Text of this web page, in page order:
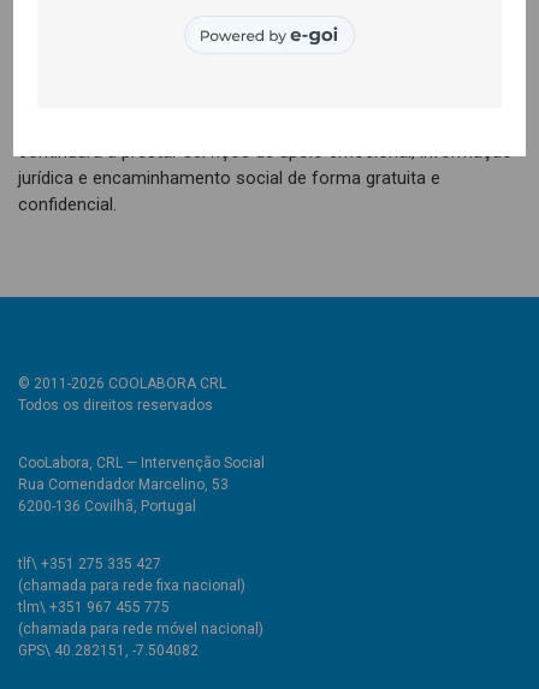
cônjuge/companheiro/a/namorado/a e em 44,8% era ex-
cônjuge/ex-companheiro/a/ex-namorado/a. Das pessoas
continuará a prestar serviços de apoio emocional, informação
jurídica e encaminhamento social de forma gratuita e
confidencial.
© 2011-2026 COOLABORA CRL
Todos os direitos reservados
CooLabora, CRL — Intervenção Social
Rua Comendador Marcelino, 53
6200-136 Covilhã, Portugal
tlf\ +351 275 335 427
(chamada para rede fixa nacional)
tlm\ +351 967 455 775
(chamada para rede móvel nacional)
GPS\ 40.282151, -7.504082